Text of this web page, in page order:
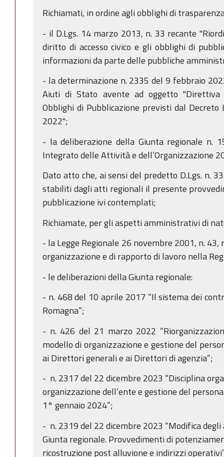
Richiamati, in ordine agli obblighi di
- il D.Lgs. 14 marzo 2013, n. 33 recante
diritto di accesso civico e gli obblighi di
informazioni da parte delle pubbliche
- la determinazione n. 2335 del 9 febbraio
Aiuti di Stato avente ad oggetto
Obblighi di Pubblicazione previsti dal
2022";
- la deliberazione della Giunta regionale n.
Integrato delle Attività e dell’Organizzazione
Dato atto che, ai sensi del predetto D.Lgs. n.
stabiliti dagli atti regionali il presente
pubblicazione ivi contemplati;
Richiamate, per gli aspetti amministrativi di
- la Legge Regionale 26 novembre 2001, n.
organizzazione e di rapporto di lavoro nella
- le deliberazioni della Giunta regionale:
- n. 468 del 10 aprile 2017 “Il sistema dei
Romagna”;
- n. 426 del 21 marzo 2022
modello di organizzazione e gestione del
ai Direttori generali e ai Direttori di agenzia”;
- n. 2317 del 22 dicembre 2023 “Disciplina
organizzazione dell’ente e gestione del
1° gennaio 2024”;
- n. 2319 del 22 dicembre 2023 “Modifica
Giunta regionale. Provvedimenti di
ricostruzione post alluvione e indirizzi